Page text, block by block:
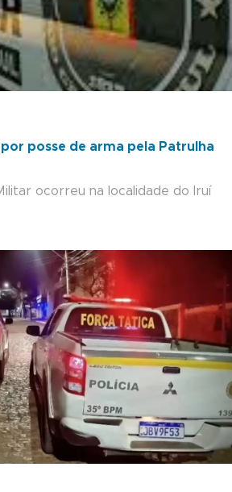
posse de arma pela Patrulha
ocorreu na localidade do Iruí